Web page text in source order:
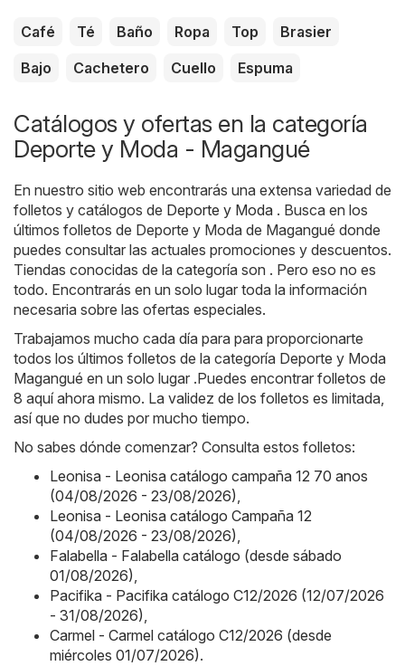
Café Té Baño Ropa Top
Brasier
Bajo
Cachetero Cuello Espuma
Catálogos y ofertas en la categoría
Deporte y Moda - Magangué
En nuestro sitio web encontrarás una extensa variedad de
folletos y catálogos de Deporte y Moda . Busca en los
últimos folletos de Deporte y Moda de Magangué donde
puedes consultar las actuales promociones y descuentos.
Tiendas conocidas de la categoría son . Pero eso no es
todo. Encontrarás en un solo lugar toda la información
necesaria sobre las ofertas especiales.
Trabajamos mucho cada día para para proporcionarte
todos los últimos folletos de la categoría Deporte y Moda
Magangué en un solo lugar .Puedes encontrar folletos de
8 aquí ahora mismo. La validez de los folletos es limitada,
así que no dudes por mucho tiempo.
No sabes dónde comenzar? Consulta estos folletos:
Leonisa - Leonisa catálogo campaña 12 70 anos
(04/08/2026 - 23/08/2026),
Leonisa - Leonisa catálogo Campaña 12
(04/08/2026 - 23/08/2026),
Falabella - Falabella catálogo (desde sábado
01/08/2026),
Pacifika - Pacifika catálogo C12/2026 (12/07/2026
- 31/08/2026),
Carmel - Carmel catálogo C12/2026 (desde
miércoles 01/07/2026).